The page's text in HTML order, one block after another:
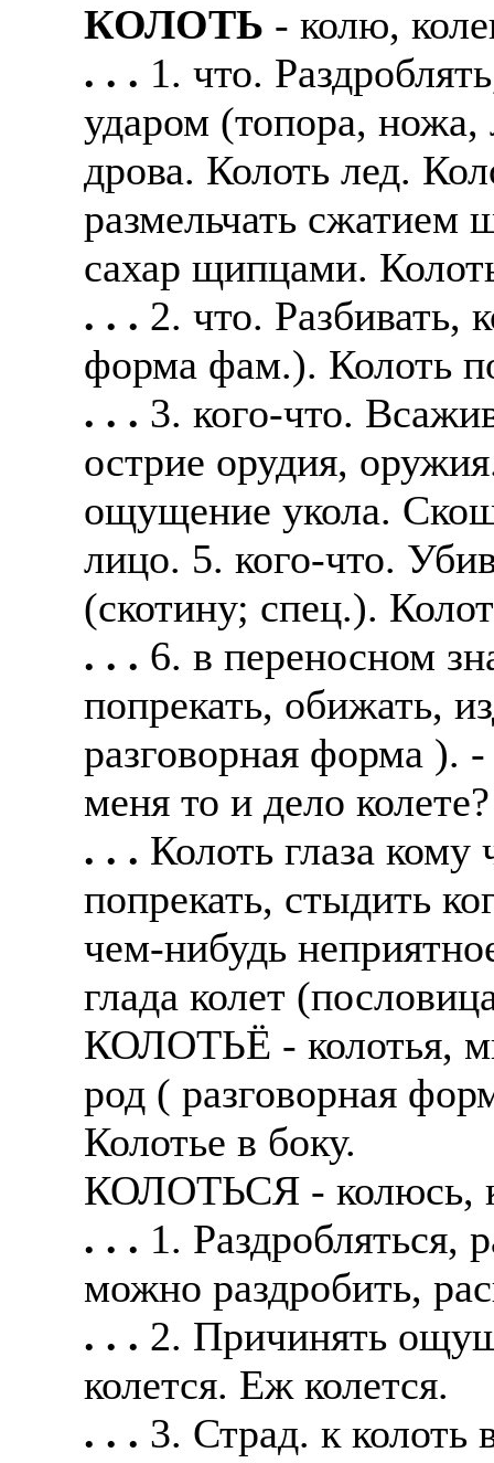
КОЛОТЬ - колю,
. . . 1. что.
ударом (топора,
дрова. Колоть лед.
размельчать
сахар щипцами.
. . . 2. что. Разбивать,
форма фам.). Колоть
. . . 3. кого-что.
острие орудия,
ощущение укола.
лицо. 5. кого-что.
(скотину; спец.).
. . . 6. в переносном
попрекать, обижать,
разговорная форма ).
меня то и дело
. . . Колоть глаза
попрекать, стыдить
чем-нибудь
глада колет
КОЛОТЬЁ - колотья,
род ( разговорная
Колотье в боку.
КОЛОТЬСЯ - колюсь,
. . . 1. Раздробляться,
можно раздробить,
. . . 2. Причинять
колется. Еж колется.
. . . 3. Страд. к колоть